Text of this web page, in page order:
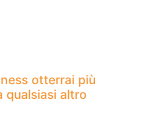
otterrai più
qualsiasi altro